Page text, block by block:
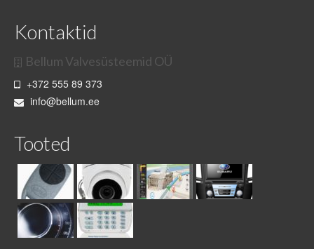
Kontaktid
Bellum Valvesüsteemid OÜ
+372 555 89 373
info@bellum.ee
Tooted